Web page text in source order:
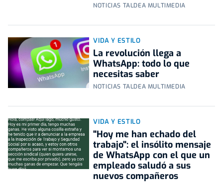
NOTICIAS TALDEA MULTIMEDIA
VIDA Y ESTILO
La revolución llega a
WhatsApp: todo lo que
necesitas saber
NOTICIAS TALDEA MULTIMEDIA
VIDA Y ESTILO
"Hoy me han echado del
trabajo": el insólito mensaje
de WhatsApp con el que un
empleado saludó a sus
nuevos compañeros